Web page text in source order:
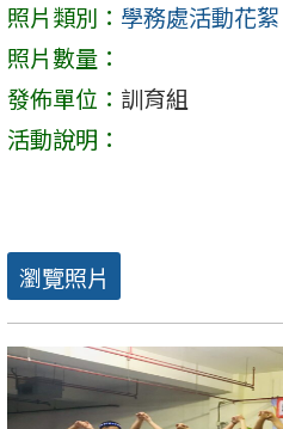
照片類別： 學務處活動花絮
照片數量：
發佈單位： 訓育組
活動說明：
瀏覽照片